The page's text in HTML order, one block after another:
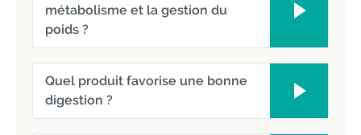
métabolisme et la gestion du
poids ?
Quel produit favorise une bonne
digestion ?